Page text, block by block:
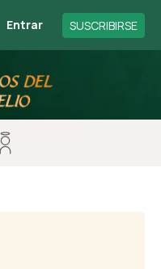
Entrar SUSCRIBIRSE